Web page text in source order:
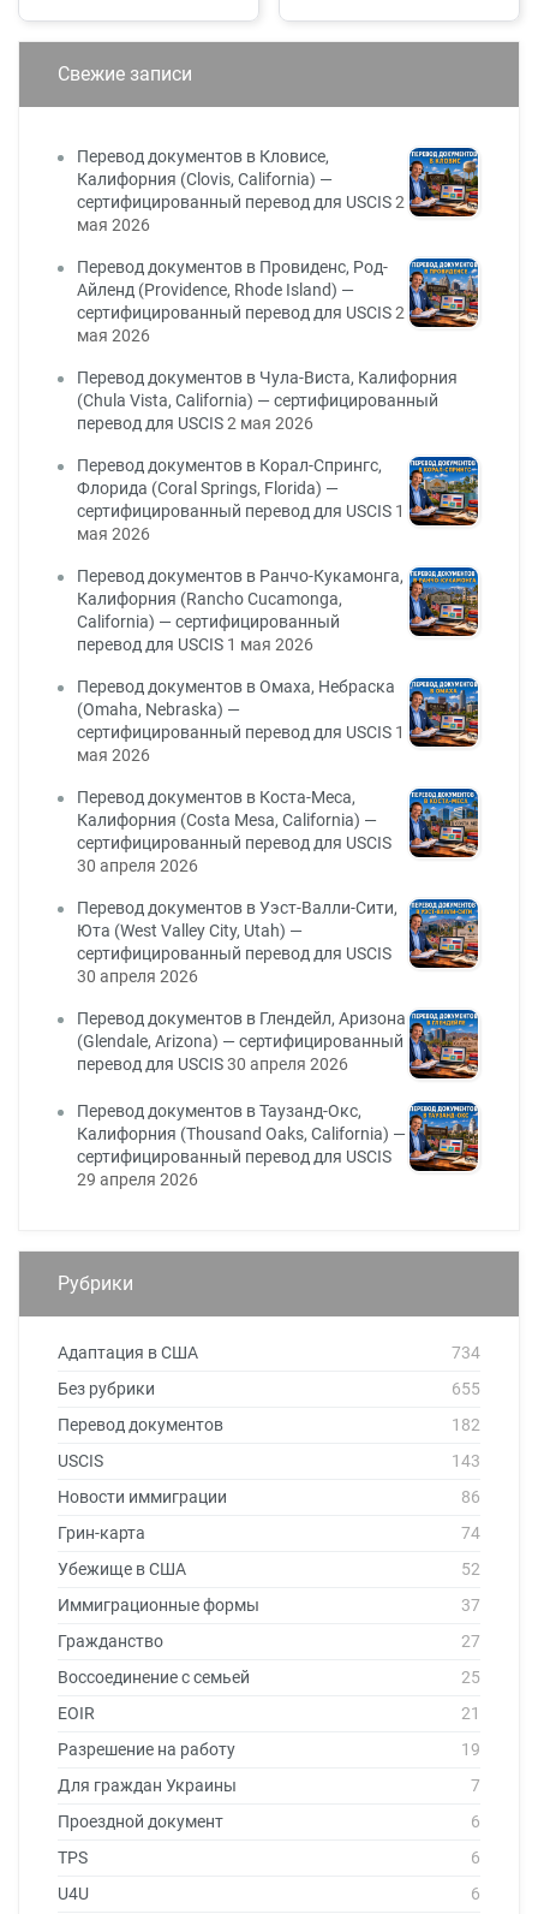
Свежие записи
Перевод документов в Кловисе,
Калифорния (Clovis, California) —
сертифицированный перевод для USCIS2
мая 2026
Перевод документов в Провиденс, Род-
Айленд (Providence, Rhode Island) —
сертифицированный перевод для USCIS2
мая 2026
Перевод документов в Чула-Виста, Калифорния
(Chula Vista, California) — сертифицированный
перевод для USCIS2 мая 2026
Перевод документов в Корал-Спрингс,
Флорида (Coral Springs, Florida) —
сертифицированный перевод для USCIS 1
мая 2026
Перевод документов в Ранчо-Кукамонга,
Калифорния (Rancho Cucamonga,
California) — сертифицированный
перевод для USCIS 1 мая 2026
Перевод документов в Омаха, Небраска
(Omaha, Nebraska) —
сертифицированный перевод для USCIS 1
мая 2026
Перевод документов в Коста-Меса,
Калифорния (Costa Mesa, California) —
сертифицированный перевод для USCIS
30 апреля 2026
Перевод документов в Уэст-Валли-Сити,
Юта (West Valley City, Utah) —
сертифицированный перевод для USCIS
30 апреля 2026
Перевод документов в Глендейл, Аризона
(Glendale, Arizona) — сертифицированный
перевод для USCIS30 апреля 2026
Перевод документов в Таузанд-Окс,
Калифорния (Thousand Oaks, California) —
сертифицированный перевод для USCIS
29 апреля 2026
Рубрики
Адаптация в США
734
Без рубрики
655
Перевод документов
182
USCIS
143
Новости иммиграции
86
Грин-карта
74
Убежище в США
52
Иммиграционные формы
37
Гражданство
27
Воссоединение с семьей
25
EOIR
21
Разрешение на работу
19
Для граждан Украины
7
Проездной документ
6
TPS
6
U4U
6